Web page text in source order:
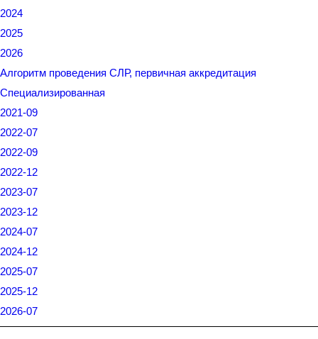
2024
2025
2026
Алгоритм проведения СЛР, первичная аккредитация
Специализированная
2021-09
2022-07
2022-09
2022-12
2023-07
2023-12
2024-07
2024-12
2025-07
2025-12
2026-07